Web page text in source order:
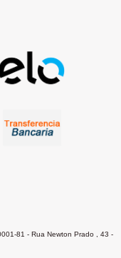
81 - Rua Newton Prado , 43 -